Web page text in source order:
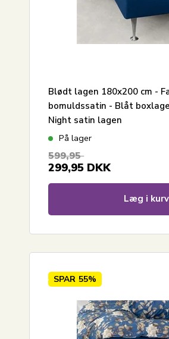
Blødt lagen 180x200 cm -
bomuldssatin - Blåt
Night satin lagen
På lager
599,95
299,95 DKK
Læg i kurv
SPAR 55%